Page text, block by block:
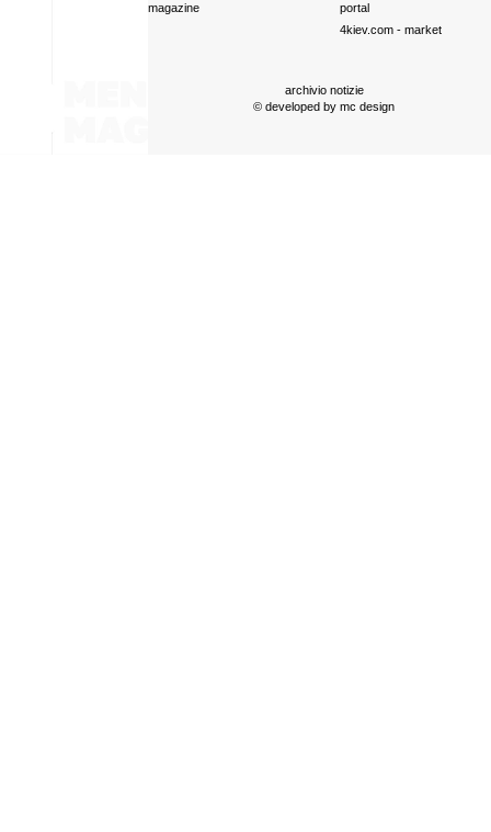
magazine
portal
4kiev.com- market
archivio notizie
© developed by mc design